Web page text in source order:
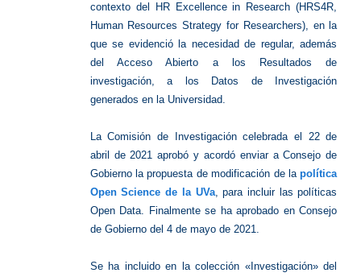
contexto del HR Excellence in Research (HRS4R,
Human Resources Strategy for Researchers), en la
que se evidenció la necesidad de regular, además
del Acceso Abierto a los Resultados de
investigación, a los Datos de Investigación
generados en la Universidad.
La Comisión de Investigación celebrada el 22 de
abril de 2021 aprobó y acordó enviar a Consejo de
Gobierno la propuesta de modificación de lapolítica
Open Science de la UVa, para incluir las políticas
Open Data. Finalmente se ha aprobado en Consejo
de Gobierno del 4 de mayo de 2021.
Se ha incluido en la colección «Investigación» del